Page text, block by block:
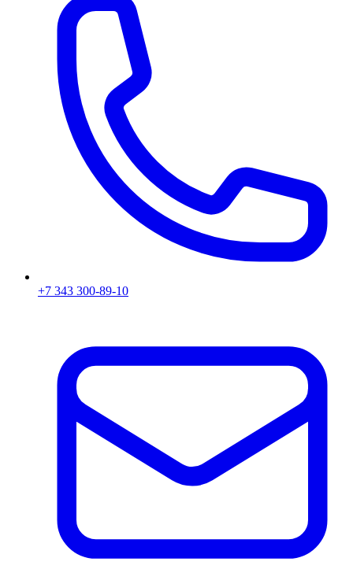
+7 343 300-89-10